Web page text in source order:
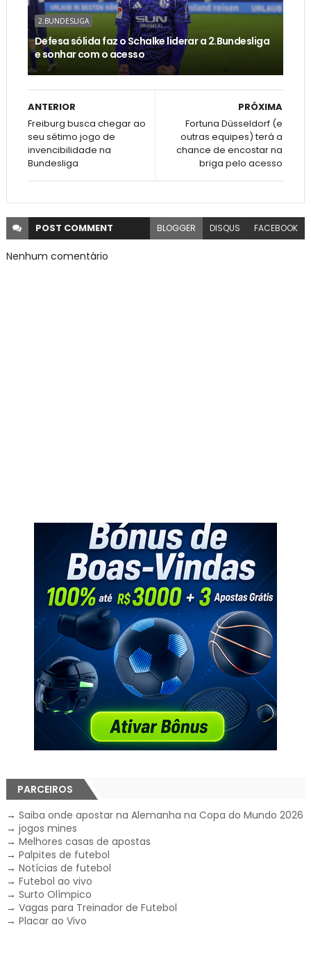
2.BUNDESLIGA
Defesa sólida faz o Schalke liderar a 2.Bundesliga
e sonhar com o acesso
PRÓXIMA
Fortuna Düsseldorf (e
outras equipes) terá a
chance de encostar na
briga pelo acesso
ANTERIOR
Freiburg busca chegar ao
seu sétimo jogo de
invencibilidade na
Bundesliga
POST COMMENT BLOGGER DISQUS FACEBOOK
Nenhum comentário
PARCEIROS
→ Saiba onde apostar na Alemanha na Copa do Mundo 2026
→ jogos mines
→ Melhores casas de apostas
→ Palpites de futebol
→ Notícias de futebol
→ Futebol ao vivo
→ Surto Olímpico
→ Vagas para Treinador de Futebol
→ Placar ao Vivo